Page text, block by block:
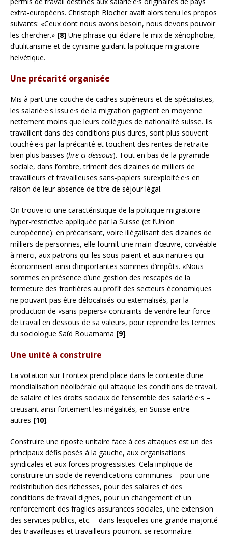
extra-européens. Christoph Blocher avait alors tenu les propos
suivants: «Ceux dont nous avons besoin, nous devons pouvoir
les chercher.» [8] Une phrase qui éclaire le mix de xénophobie,
d’utilitarisme et de cynisme guidant la politique migratoire
helvétique.
Une précarité organisée
Mis à part une couche de cadres supérieurs et de spécialistes,
les salarié·e·s issu·e·s de la migration gagnent en moyenne
nettement moins que leurs collègues de nationalité suisse. Ils
travaillent dans des conditions plus dures, sont plus souvent
touché·e·s par la précarité et touchent des rentes de retraite
bien plus basses (lire ci-dessous). Tout en bas de la pyramide
sociale, dans l’ombre, triment des dizaines de milliers de
travailleurs et travailleuses sans-papiers surexploité·e·s en
raison de leur absence de titre de séjour légal.
On trouve ici une caractéristique de la politique migratoire
hyper-restrictive appliquée par la Suisse (et l’Union
européenne): en précarisant, voire illégalisant des dizaines de
milliers de personnes, elle fournit une main-d’œuvre, corvéable
à merci, aux patrons qui les sous-paient et aux nanti·e·s qui
économisent ainsi d’importantes sommes d’impôts. «Nous
sommes en présence d’une gestion des rescapés de la
fermeture des frontières au profit des secteurs économiques
ne pouvant pas être délocalisés ou externalisés, par la
production de «sans-papiers» contraints de vendre leur force
de travail en dessous de sa valeur», pour reprendre les termes
du sociologue Saïd Bouamama [9].
Une unité à construire
La votation sur Frontex prend place dans le contexte d’une
mondialisation néolibérale qui attaque les conditions de travail,
de salaire et les droits sociaux de l’ensemble des salarié·e·s –
creusant ainsi fortement les inégalités, en Suisse entre
autres [10].
Construire une riposte unitaire face à ces attaques est un des
principaux défis posés à la gauche, aux organisations
syndicales et aux forces progressistes. Cela implique de
construire un socle de revendications communes – pour une
redistribution des richesses, pour des salaires et des
conditions de travail dignes, pour un changement et un
renforcement des fragiles assurances sociales, une extension
des services publics, etc. – dans lesquelles une grande majorité
des travailleuses et travailleurs pourront se reconnaître.